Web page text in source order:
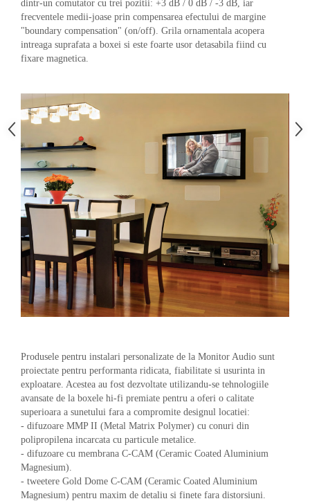
dintr-un comutator cu trei pozitii: +3 dB / 0 dB / -3 dB, iar
frecventele medii-joase prin compensarea efectului de margine
"boundary compensation" (on/off). Grila ornamentala acopera
intreaga suprafata a boxei si este foarte usor detasabila fiind cu
fixare magnetica.
Produsele pentru instalari personalizate de la Monitor Audio sunt
proiectate pentru performanta ridicata, fiabilitate si usurinta in
exploatare. Acestea au fost dezvoltate utilizandu-se tehnologiile
avansate de la boxele hi-fi premiate pentru a oferi o calitate
superioara a sunetului fara a compromite designul locatiei:
- difuzoare MMP II (Metal Matrix Polymer) cu conuri din
polipropilena incarcata cu particule metalice.
- difuzoare cu membrana C-CAM (Ceramic Coated Aluminium
Magnesium).
- tweetere Gold Dome C-CAM (Ceramic Coated Aluminium
Magnesium) pentru maxim de detaliu si finete fara distorsiuni.